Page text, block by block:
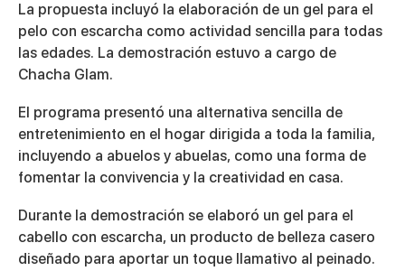
3
minutes,
59
seconds
La propuesta incluyó la elaboración de un gel para el
pelo con escarcha como actividad sencilla para todas
las edades. La demostración estuvo a cargo de
Chacha Glam.
El programa presentó una alternativa sencilla de
entretenimiento en el hogar dirigida a toda la familia,
incluyendo a abuelos y abuelas, como una forma de
fomentar la convivencia y la creatividad en casa.
Durante la demostración se elaboró un gel para el
cabello con escarcha, un producto de belleza casero
diseñado para aportar un toque llamativo al peinado.